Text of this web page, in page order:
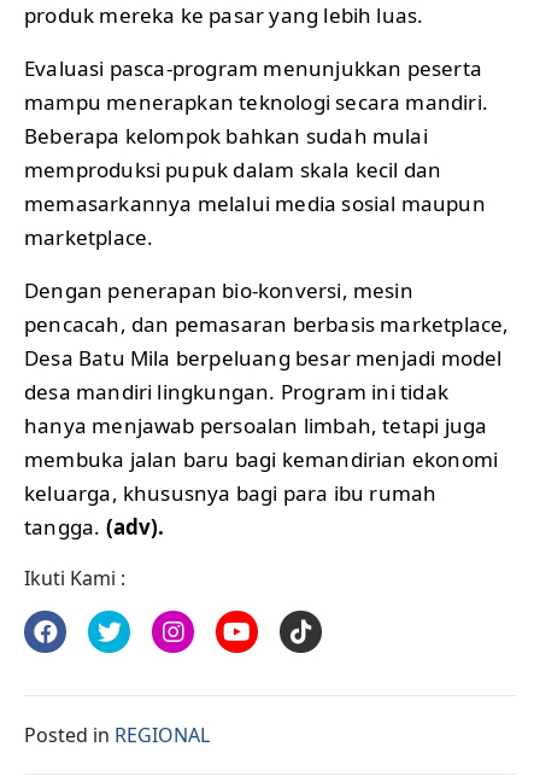
produk mereka ke pasar yang lebih luas.
Evaluasi pasca-program menunjukkan peserta
mampu menerapkan teknologi secara mandiri.
Beberapa kelompok bahkan sudah mulai
memproduksi pupuk dalam skala kecil dan
memasarkannya melalui media sosial maupun
marketplace.
Dengan penerapan bio-konversi, mesin
pencacah, dan pemasaran berbasis marketplace,
Desa Batu Mila berpeluang besar menjadi model
desa mandiri lingkungan. Program ini tidak
hanya menjawab persoalan limbah, tetapi juga
membuka jalan baru bagi kemandirian ekonomi
keluarga, khususnya bagi para ibu rumah
tangga. (adv).
Ikuti Kami :
Posted in REGIONAL